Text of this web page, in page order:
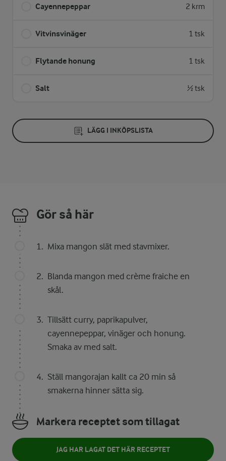
Cayennepeppar 2 krm
Vitvinsvinäger 1 tsk
Flytande honung 1 tsk
Salt ½ tsk
LÄGG I INKÖPSLISTA
Gör så här
Mixa mangon slät med stavmixer.
Blanda mangon med crème fraiche en
skål.
Tillsätt curry, paprikapulver,
cayennepeppar, vinäger och honung.
Smaka av med salt.
Ställ mangorajan kallt ca 20 min så
smakerna hinner sätta sig.
Markera receptet som tillagat
JAG HAR LAGAT DET HÄR RECEPTET